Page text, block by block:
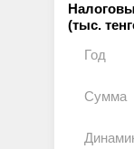
(тыс.